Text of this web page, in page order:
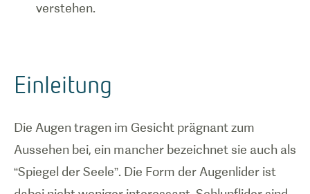
verstehen.
Einleitung
Die Augen tragen im Gesicht prägnant zum
Aussehen bei, ein mancher bezeichnet sie auch als
“Spiegel der Seele”. Die Form der Augenlider ist